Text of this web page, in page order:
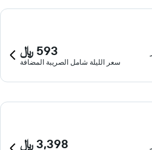
593 ﷼
سعر الليلة شامل الصريبة المضافة
3,398 ﷼